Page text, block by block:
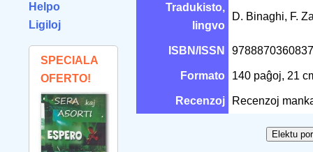
Helpo
Ligiloj
SPECIALA
OFERTO!
Tradukisto,
lingvo
D. Binaghi, F.
ISBN/ISSN
Formato 140 paĝoj, 21
Recenzoj Recenzoj